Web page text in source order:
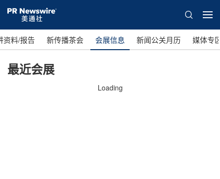
资料/报告 新传播茶会 会展信息 新闻公关月历 媒体专
最近会展
Loading